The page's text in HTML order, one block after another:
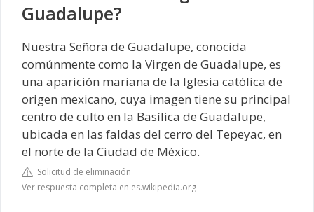
Guadalupe?
Nuestra Señora de Guadalupe, conocida
comúnmente como la Virgen de Guadalupe,​ es
una aparición mariana de la Iglesia católica de
origen mexicano, cuya imagen tiene su principal
centro de culto en la Basílica de Guadalupe,
ubicada en las faldas del cerro del Tepeyac, en
el norte de la Ciudad de México.
Solicitud de eliminación
Ver respuesta completa en es.wikipedia.org